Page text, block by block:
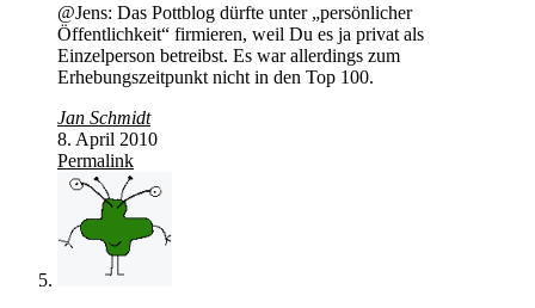
@Jens: Das Pottblog dürfte unter „persönlicher
Öffentlichkeit“ firmieren, weil Du es ja privat als
Einzelperson betreibst. Es war allerdings zum
Erhebungszeitpunkt nicht in den Top 100.
Jan Schmidt
8. April 2010
Permalink